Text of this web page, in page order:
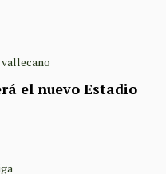
el nuevo Estadio